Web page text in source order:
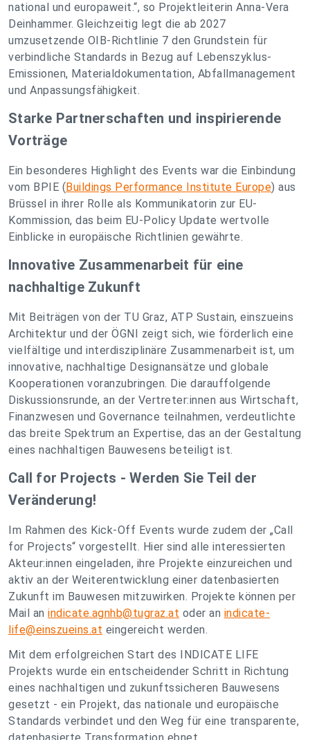
national und europaweit.“, so Projektleiterin Anna-Vera
Deinhammer. Gleichzeitig legt die ab 2027
umzusetzende OIB-Richtlinie 7 den Grundstein für
verbindliche Standards in Bezug auf Lebenszyklus-
Emissionen, Materialdokumentation, Abfallmanagement
und Anpassungsfähigkeit.
Starke Partnerschaften und inspirierende
Vorträge
Ein besonderes Highlight des Events war die Einbindung
vom BPIE (Buildings Performance Institute Europe) aus
Brüssel in ihrer Rolle als Kommunikatorin zur EU-
Kommission, das beim EU-Policy Update wertvolle
Einblicke in europäische Richtlinien gewährte.
Innovative Zusammenarbeit für eine
nachhaltige Zukunft
Mit Beiträgen von der TU Graz, ATP Sustain, einszueins
Architektur und der ÖGNI zeigt sich, wie förderlich eine
vielfältige und interdisziplinäre Zusammenarbeit ist, um
innovative, nachhaltige Designansätze und globale
Kooperationen voranzubringen. Die darauffolgende
Diskussionsrunde, an der Vertreter:innen aus Wirtschaft,
Finanzwesen und Governance teilnahmen, verdeutlichte
das breite Spektrum an Expertise, das an der Gestaltung
eines nachhaltigen Bauwesens beteiligt ist.
Call for Projects - Werden Sie Teil der
Veränderung!
Im Rahmen des Kick-Off Events wurde zudem der „Call
for Projects“ vorgestellt. Hier sind alle interessierten
Akteur:innen eingeladen, ihre Projekte einzureichen und
aktiv an der Weiterentwicklung einer datenbasierten
Zukunft im Bauwesen mitzuwirken. Projekte können per
Mail an indicate.agnhb@tugraz.at oder an indicate-
life@einszueins.at eingereicht werden.
Mit dem erfolgreichen Start des INDICATE LIFE
Projekts wurde ein entscheidender Schritt in Richtung
eines nachhaltigen und zukunftssicheren Bauwesens
gesetzt - ein Projekt, das nationale und europäische
Standards verbindet und den Weg für eine transparente,